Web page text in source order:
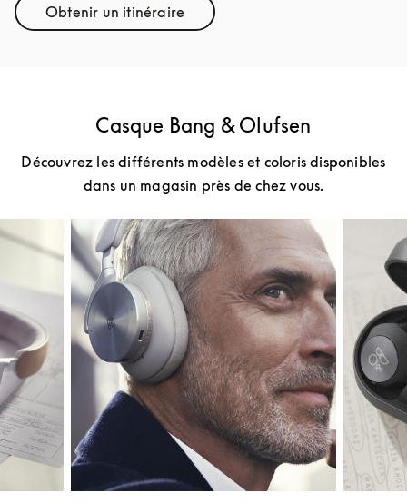
Obtenir un itinéraireLink Opens in New Tab
Casque Bang & Olufsen
Découvrez les différents modèles et coloris disponibles
dans un magasin près de chez vous.